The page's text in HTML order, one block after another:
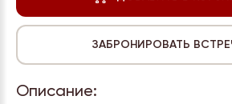
Описание: